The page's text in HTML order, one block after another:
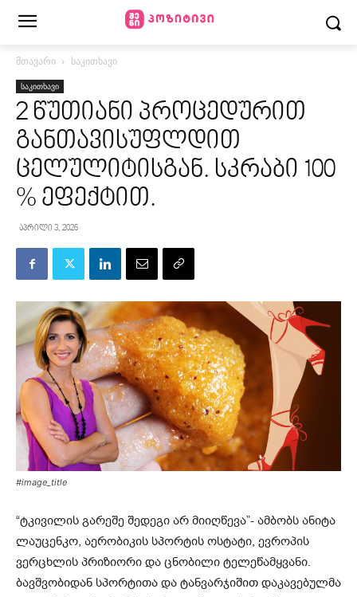
მთავარი საკითხავი
საკითხავი
2 წუთიანი პროცედურით
განთავისუფლდით
ცელულიტისგან. სკრაბი 100
% ეფექტით.
აპრილი 3, 2026
#image_title
“ტკივილის გარეშე შედეგი არ მიიღწევა”- ამბობს ანიტა
ლაუცენკო, აერობიკის სპორტის ოსტატი, ევროპის
ვერცხლის პრიზიორი და ცნობილი ტელეწამყვანი.
ბავშვობიდან სპორტითა და ტანვარჯიშით დაკავებულმა